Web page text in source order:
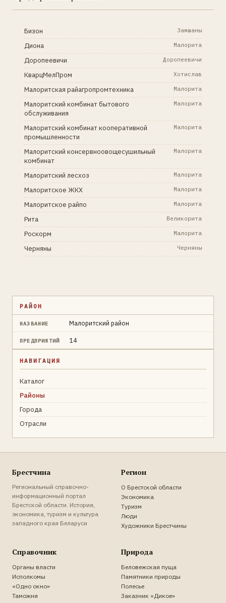
Бизон Замшаны
Диона Малорита
Доропеевичи Доропеевичи
КварцМелПром Хотислав
Малоритская райагропромтехника Малорита
Малоритский комбинат бытового
обслуживания
Малорита
Малоритский комбинат кооперативной
промышленности
Малорита
Малоритский консервноовощесушильный
комбинат
Малорита
Малоритский лесхоз Малорита
Малоритское ЖКХ Малорита
Малоритское райпо Малорита
Рита Великорита
Роскорм Малорита
Черняны Черняны
РАЙОН
НАЗВАНИЕ Малоритский район
ПРЕДПРИЯТИЙ 14
НАВИГАЦИЯ
Каталог
Районы
Города
Отрасли
Брестчина
Региональный справочно-
информационный портал
Брестской области. История,
экономика, туризм и культура
западного края Беларуси
Регион
О Брестской области
Экономика
Туризм
Люди
Художники Брестчины
Справочник
Органы власти
Исполкомы
«Одно окно»
Таможня
Природа
Беловежская пуща
Памятники природы
Полесье
Заказник «Дикое»